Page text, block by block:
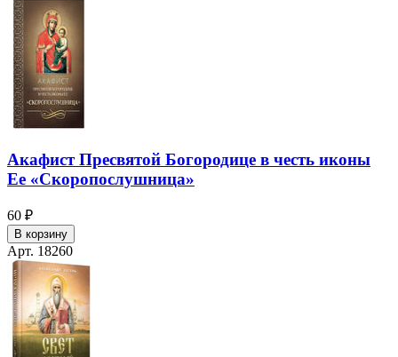
Акафист Пресвятой Богородице в честь иконы
Ее «Скоропослушница»
60 ₽
В корзину
Арт. 18260